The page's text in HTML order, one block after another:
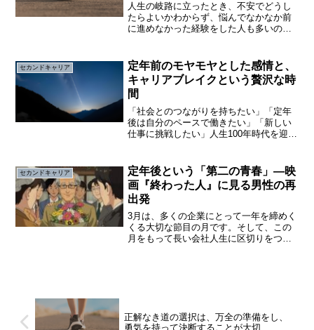
人生の岐路に立ったとき、不安でどうし
たらよいかわからず、悩んでなかなか前
に進めなかった経験をした人も多いので
生」の選択です。定年以降は、働くの
か、それともリタイアか、また...
セカンドキャリア
定年前のモヤモヤとした感情と、
キャリアブレイクという贅沢な時
間
「社会とのつながりを持ちたい」「定年
後は自分のペースで働きたい」「新しい
仕事に挑戦したい」人生100年時代を迎
リアブレイクを経て新しい仕事に挑戦す
るシニアが増えているよ...
セカンドキャリア
定年後という「第二の青春」—映
画『終わった人』に見る男性の再
出発
3月は、多くの企業にとって一年を締めく
くる大切な節目の月です。そして、この
月をもって長い会社人生に区切りをつけ
正解なき道の選択は、万全の準備をし、
勇気を持って決断することが大切